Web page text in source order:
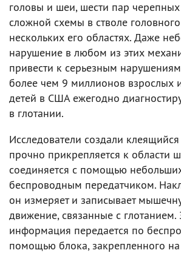
головы и шеи, шести пар
сложной схемы в стволе
нескольких его областях. Даже
нарушение в любом из этих
привести к серьезным нарушениям
более чем 9 миллионов взрослых
детей в США ежегодно
в глотании.
Исследователи создали
прочно прикрепляется к области
соединяется с помощью
беспроводным передатчиком.
он измеряет и записывает
движение, связанные с глотанием.
информация передается по
помощью блока, закрепленного